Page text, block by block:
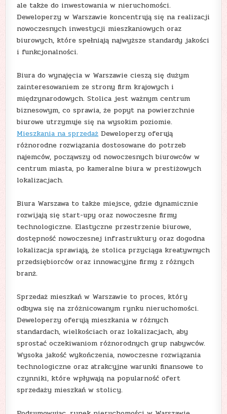
ale także do inwestowania w nieruchomości.
Deweloperzy w Warszawie koncentrują się na realizacji
nowoczesnych inwestycji mieszkaniowych oraz
biurowych, które spełniają najwyższe standardy jakości
i funkcjonalności.
Biura do wynajęcia w Warszawie cieszą się dużym
zainteresowaniem ze strony firm krajowych i
międzynarodowych. Stolica jest ważnym centrum
biznesowym, co sprawia, że popyt na powierzchnie
biurowe utrzymuje się na wysokim poziomie.
Mieszkania na sprzedażDeweloperzy oferują
różnorodne rozwiązania dostosowane do potrzeb
najemców, począwszy od nowoczesnych biurowców w
centrum miasta, po kameralne biura w prestiżowych
lokalizacjach.
Biura Warszawa to także miejsce, gdzie dynamicznie
rozwijają się start-upy oraz nowoczesne firmy
technologiczne. Elastyczne przestrzenie biurowe,
dostępność nowoczesnej infrastruktury oraz dogodna
lokalizacja sprawiają, że stolica przyciąga kreatywnych
przedsiębiorców oraz innowacyjne firmy z różnych
branż.
Sprzedaż mieszkań w Warszawie to proces, który
odbywa się na zróżnicowanym rynku nieruchomości.
Deweloperzy oferują mieszkania w różnych
standardach, wielkościach oraz lokalizacjach, aby
sprostać oczekiwaniom różnorodnych grup nabywców.
Wysoka jakość wykończenia, nowoczesne rozwiązania
technologiczne oraz atrakcyjne warunki finansowe to
czynniki, które wpływają na popularność ofert
sprzedaży mieszkań w stolicy.